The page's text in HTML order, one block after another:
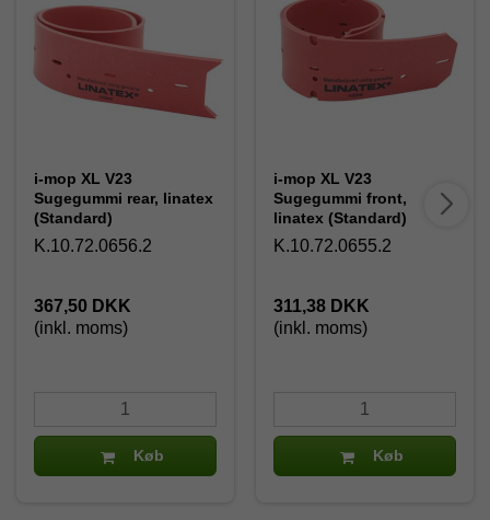
i-mop XL V23
Sugegummi rear, linatex
(Standard)
K.10.72.0656.2
367,50 DKK
(inkl. moms)
Køb
i-mop XL V23
Sugegummi front,
linatex (Standard)
K.10.72.0655.2
311,38 DKK
(inkl. moms)
Køb